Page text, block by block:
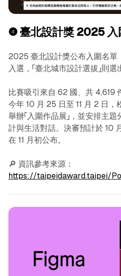
❹臺北設計獎 2025 入
2025 臺北設計獎公布入圍名單
入選，「臺北城市設計選拔」則選
比賽吸引來自 62 國、共 4,619
今年 10 月 25 日至 11 月 2 日
舉辦「入圍作品展」，並安排主
計與生活對話。決審預計於 10
在 11 月初公布。
🔎 資訊參考來源：
https://taipeidaward.taipei/